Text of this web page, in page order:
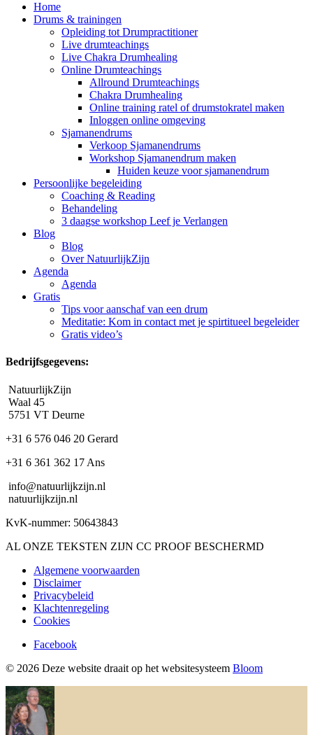
Home
Drums & trainingen
Opleiding tot Drumpractitioner
Live drumteachings
Live Chakra Drumhealing
Online Drumteachings
Allround Drumteachings
Chakra Drumhealing
Online training ratel of drumstokratel maken
Inloggen online omgeving
Sjamanendrums
Verkoop Sjamanendrums
Workshop Sjamanendrum maken
Huiden keuze voor sjamanendrum
Persoonlijke begeleiding
Coaching & Reading
Behandeling
3 daagse workshop Leef je Verlangen
Blog
Blog
Over NatuurlijkZijn
Agenda
Agenda
Gratis
Tips voor aanschaf van een drum
Meditatie: Kom in contact met je spirtitueel begeleider
Gratis video’s
Bedrijfsgegevens:
NatuurlijkZijn
Waal 45
5751 VT Deurne
+31 6 576 046 20 Gerard
+31 6 361 362 17 Ans
info@natuurlijkzijn.nl
natuurlijkzijn.nl
KvK-nummer: 50643843
AL ONZE TEKSTEN ZIJN CC PROOF BESCHERMD
Algemene voorwaarden
Disclaimer
Privacybeleid
Klachtenregeling
Cookies
Facebook
© 2026 Deze website draait op het websitesysteem Bloom